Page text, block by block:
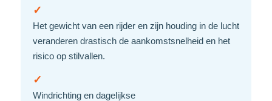
✓
Het gewicht van een rijder en zijn houding in de lucht
veranderen drastisch de aankomstsnelheid en het
risico op stilvallen.
✓
Windrichting en dagelijkse